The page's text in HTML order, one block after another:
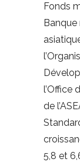
Fonds
l’Office
de
5,8 et